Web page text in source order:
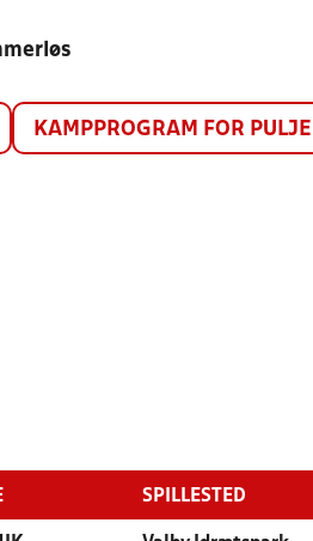
KAMPPROGRAM FOR PULJE
SPILLESTED